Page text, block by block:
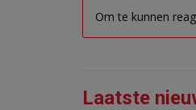
Om te kunnen
Laatste